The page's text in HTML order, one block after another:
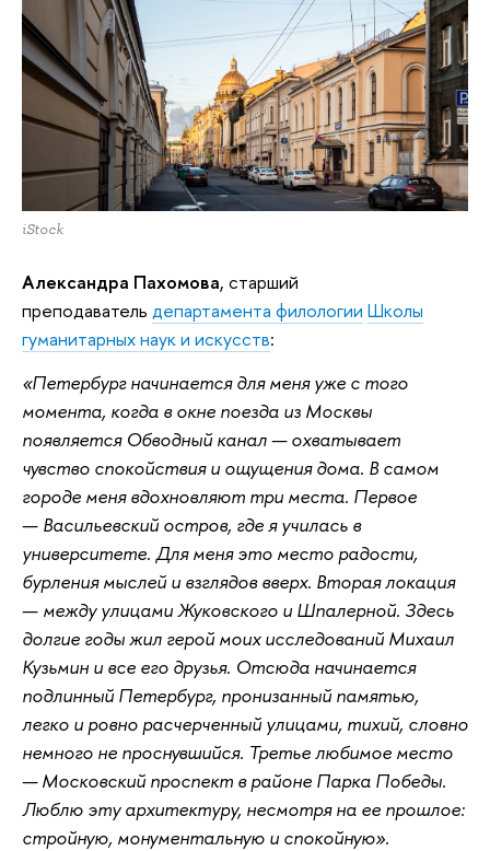
iStock
Александра Пахомова, старший
преподаватель департамента филологии Школы
гуманитарных наук и искусств:
«Петербург начинается для меня уже с того
момента, когда в окне поезда из Москвы
появляется Обводный канал — охватывает
чувство спокойствия и ощущения дома. В самом
городе меня вдохновляют три места. Первое
— Васильевский остров, где я училась в
университете. Для меня это место радости,
бурления мыслей и взглядов вверх. Вторая локация
— между улицами Жуковского и Шпалерной. Здесь
долгие годы жил герой моих исследований Михаил
Кузьмин и все его друзья. Отсюда начинается
подлинный Петербург, пронизанный памятью,
легко и ровно расчерченный улицами, тихий, словно
немного не проснувшийся. Третье любимое место
— Московский проспект в районе Парка Победы.
Люблю эту архитектуру, несмотря на ее прошлое:
стройную, монументальную и спокойную».